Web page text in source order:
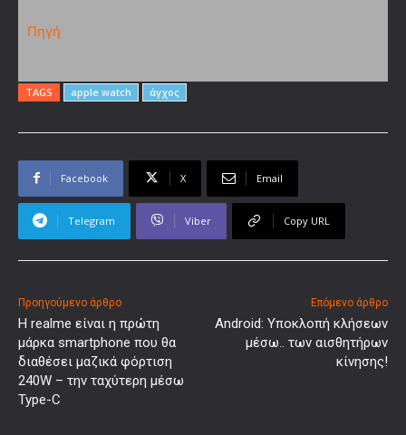
Πηγή
TAGS apple watch άγχος
Facebook X Email
Telegram Viber Copy URL
Προηγούμενο άρθρο
Η realme είναι η πρώτη
μάρκα smartphone που θα
διαθέσει μαζικά φόρτιση
240W – την ταχύτερη μέσω
Type-C
Επόμενο άρθρο
Android: Υποκλοπή κλήσεων
μέσω.. των αισθητήρων
κίνησης!